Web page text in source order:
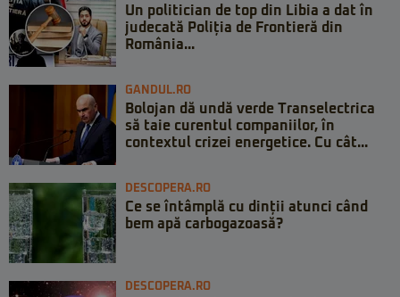
Un politician de top din Libia a dat în
judecată Poliția de Frontieră din
România...
GANDUL.RO
Bolojan dă undă verde Transelectrica
să taie curentul companiilor, în
contextul crizei energetice. Cu cât...
DESCOPERA.RO
Ce se întâmplă cu dinții atunci când
bem apă carbogazoasă?
DESCOPERA.RO